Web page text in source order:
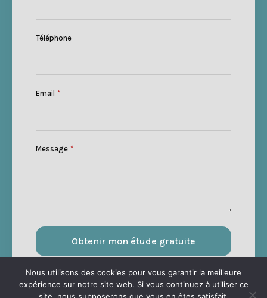
Téléphone
Email *
Message *
Obtenir mon étude gratuite
Nous utilisons des cookies pour vous garantir la meilleure
expérience sur notre site web. Si vous continuez à utiliser ce